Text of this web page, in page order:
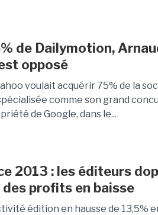
de Dailymotion,
opposé
voulait acquérir 75% de la
comme son grand
de Google, dans le...
2013 : les éditeurs
profits en baisse
édition en hausse de 13,5%